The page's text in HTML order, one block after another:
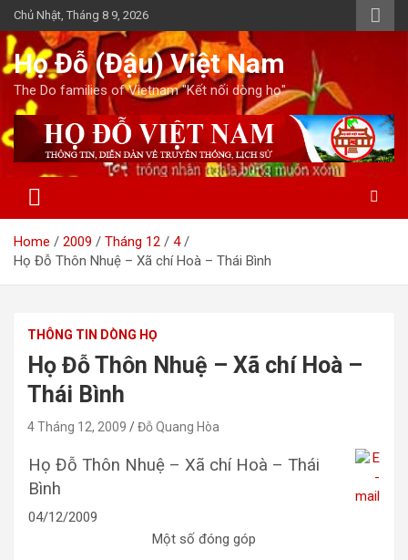
Skip
to
content
Chủ Nhật, Tháng 8 9, 2026
Họ Đỗ (Đậu) Việt Nam
The Do families of Vietnam "Kết nối dòng họ"
Home 2009 Tháng 12
4
Họ Đỗ Thôn Nhuệ – Xã chí Hoà – Thái Bình
THÔNG TIN DÒNG HỌ
Họ Đỗ Thôn Nhuệ – Xã chí Hoà –
Thái Bình
4 Tháng 12, 2009 Đỗ Quang Hòa
Họ Đỗ Thôn Nhuệ – Xã chí Hoà – Thái
Bình
04/12/2009
Một số đóng góp